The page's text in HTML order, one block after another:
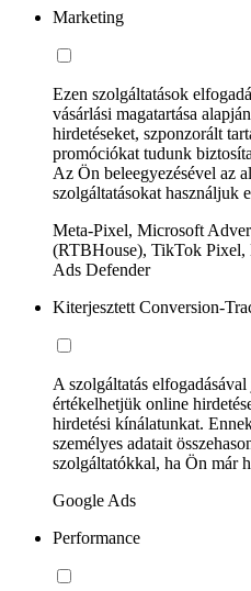
Marketing
Ezen szolgáltatások
vásárlási magatartása
hirdetéseket, szponzorált
promóciókat tudunk
Az Ön beleegyezésével az
szolgáltatásokat használjuk
Meta-Pixel, Microsoft
(RTBHouse), TikTok Pixel,
Ads Defender
Kiterjesztett Conversion-
A szolgáltatás
értékelhetjük online
hirdetési kínálatunkat.
személyes adatait
szolgáltatókkal, ha Ön már
Google Ads
Performance